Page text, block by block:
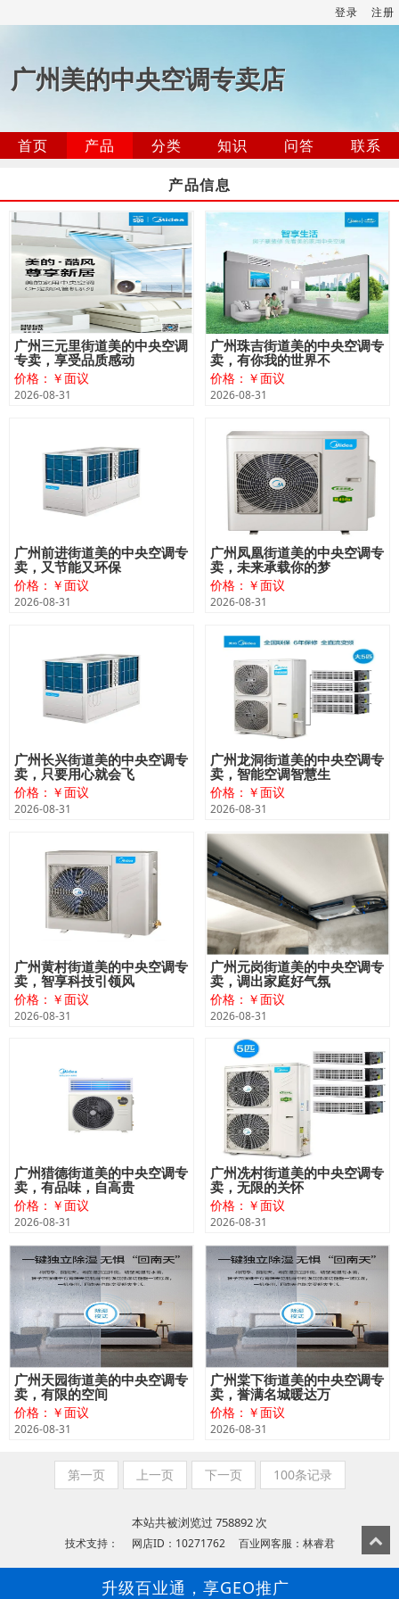
登录 注册
广州美的中央空调专卖店
首页 产品 分类 知识 问答
联系
产品信息
广州三元里街道美的中央空调
专卖，享受品质感动
价格：￥面议
2026-08-31
广州珠吉街道美的中央空调专
卖，有你我的世界不
价格：￥面议
2026-08-31
广州前进街道美的中央空调专
卖，又节能又环保
价格：￥面议
2026-08-31
广州凤凰街道美的中央空调专
卖，未来承载你的梦
价格：￥面议
2026-08-31
广州长兴街道美的中央空调专
卖，只要用心就会飞
价格：￥面议
2026-08-31
广州龙洞街道美的中央空调专
卖，智能空调智慧生
价格：￥面议
2026-08-31
广州黄村街道美的中央空调专
卖，智享科技引领风
价格：￥面议
2026-08-31
广州元岗街道美的中央空调专
卖，调出家庭好气氛
价格：￥面议
2026-08-31
广州猎德街道美的中央空调专
卖，有品味，自高贵
价格：￥面议
2026-08-31
广州冼村街道美的中央空调专
卖，无限的关怀
价格：￥面议
2026-08-31
广州天园街道美的中央空调专
卖，有限的空间
价格：￥面议
2026-08-31
广州棠下街道美的中央空调专
卖，誉满名城暖达万
价格：￥面议
2026-08-31
第一页 上一页 下一页 100条记录
本站共被浏览过 758892 次
技术支持： 网店ID：10271762 百业网客服：林睿君
升级百业通，享GEO推广